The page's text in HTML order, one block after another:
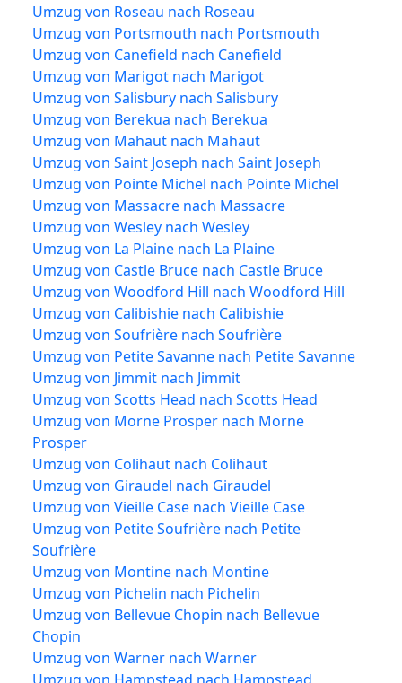
Umzug von Roseau nach Roseau
Umzug von Portsmouth nach Portsmouth
Umzug von Canefield nach Canefield
Umzug von Marigot nach Marigot
Umzug von Salisbury nach Salisbury
Umzug von Berekua nach Berekua
Umzug von Mahaut nach Mahaut
Umzug von Saint Joseph nach Saint Joseph
Umzug von Pointe Michel nach Pointe Michel
Umzug von Massacre nach Massacre
Umzug von Wesley nach Wesley
Umzug von La Plaine nach La Plaine
Umzug von Castle Bruce nach Castle Bruce
Umzug von Woodford Hill nach Woodford Hill
Umzug von Calibishie nach Calibishie
Umzug von Soufrière nach Soufrière
Umzug von Petite Savanne nach Petite Savanne
Umzug von Jimmit nach Jimmit
Umzug von Scotts Head nach Scotts Head
Umzug von Morne Prosper nach Morne
Prosper
Umzug von Colihaut nach Colihaut
Umzug von Giraudel nach Giraudel
Umzug von Vieille Case nach Vieille Case
Umzug von Petite Soufrière nach Petite
Soufrière
Umzug von Montine nach Montine
Umzug von Pichelin nach Pichelin
Umzug von Bellevue Chopin nach Bellevue
Chopin
Umzug von Warner nach Warner